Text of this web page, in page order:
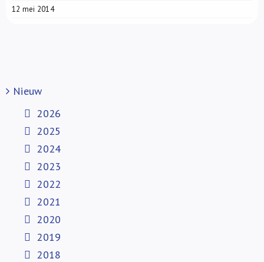
12 mei 2014
Nieuw
2026
2025
2024
2023
2022
2021
2020
2019
2018